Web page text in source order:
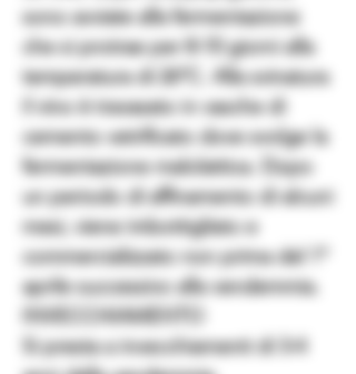
sono avviate alla fermentazione
che si protrae per 8-10 giorni alla
temperatura di 26°C. Alla svinatura
il vino è travasato in vasche di
cemento vetrificato dove svolge la
fermentazione malolattica. Dopo
un periodo di affinamento di alcuni
mesi, viene imbottigliato e
commercializzato non prima del 1°
aprile successivo alla vendemmia.
INVECCHIAMENTO
Si presta a invecchiamenti di 3-4